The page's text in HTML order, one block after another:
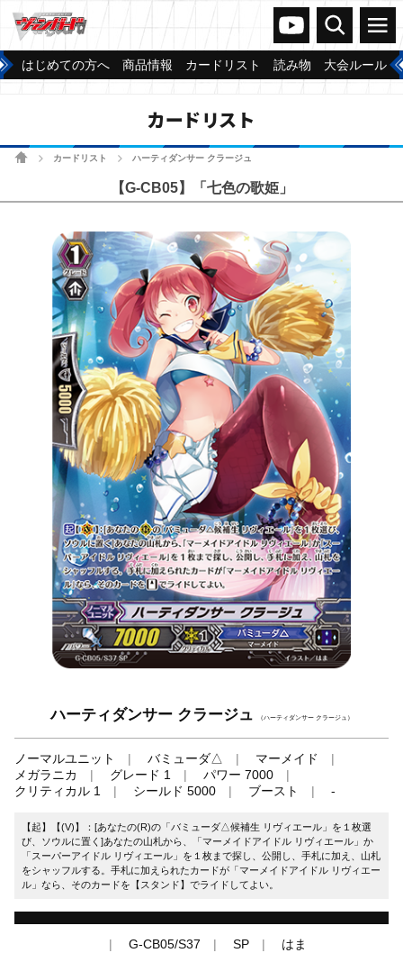
ヴァンガードch
検索 メニュー
はじめての方へ 商品情報 カードリスト 読み物 大会ルール
カードリスト
ホームカードリスト ハーティダンサー クラージュ
【G-CB05】「七色の歌姫」
ハーティダンサー クラージュ （ハーティダンサー クラージュ）
ノーマルユニット バミューダ△
マーメイド
メガラニカ
グレード 1
パワー 7000
クリティカル 1
シールド 5000 ブースト -
【起】【(V)】：[あなたの(R)の「バミューダ△候補生 リヴィエール」を１枚選
び、ソウルに置く]あなたの山札から、「マーメイドアイドル リヴィエール」か
「スーパーアイドル リヴィエール」を１枚まで探し、公開し、手札に加え、山札
をシャッフルする。手札に加えられたカードが「マーメイドアイドル リヴィエー
ル」なら、そのカードを【スタンド】でライドしてよい。
G-CB05/S37 SP はま